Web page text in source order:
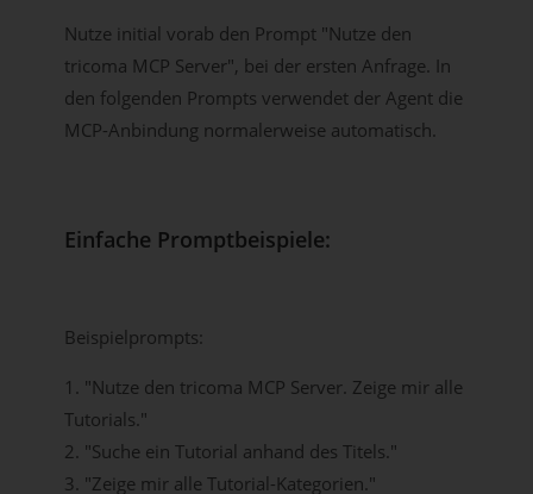
Nutze initial vorab den Prompt "Nutze den
tricoma MCP Server", bei der ersten Anfrage. In
den folgenden Prompts verwendet der Agent die
MCP-Anbindung normalerweise automatisch.
Einfache Promptbeispiele:
Beispielprompts:
1. "Nutze den tricoma MCP Server. Zeige mir alle
Tutorials."
2. "Suche ein Tutorial anhand des Titels."
3. "Zeige mir alle Tutorial-Kategorien."